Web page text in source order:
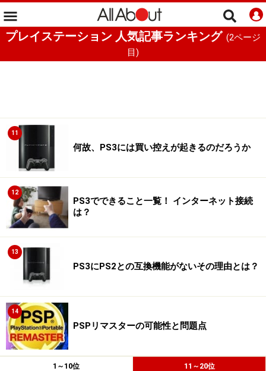
プレイステーション 人気記事ランキング (2ページ
目)
11
何故、PS3には買い控えが起きるのだろうか
12
PS3でできること一覧！ インターネット接続
は？
13
PS3にPS2との互換機能がないその理由とは？
14
PSPリマスターの可能性と問題点
1～10位 11～20位